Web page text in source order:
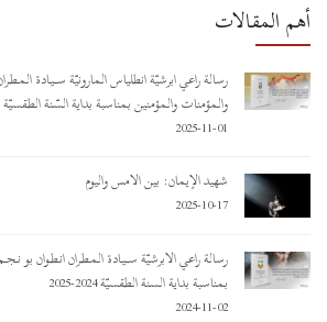
أهم المقالات
رسالة راعي أبرشيّة أنطلياس المارونيّة ســـيـادة
والمؤمنات والمؤمنين بمناسبة بداية السّنة الطقسيّة 2025-2026
2025-11-01
شهيد الإيمان: بين الأمس واليوم
2025-10-17
رسالة راعي الأبرشيّة ســـيـادة المـطـران أنـطـوان بو
بمناسبة بداية السنة الطقسيّة 2024-2025
2024-11-02